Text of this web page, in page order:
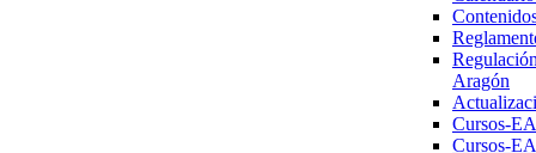
Aragón
Cursos-
Cursos-